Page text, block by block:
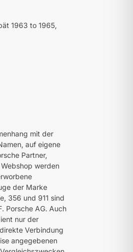
1963 to 1965,
mit der
auf eigene
Partner,
werden
der Marke
356 und 911 sind
Porsche AG. Auch
nur der
Verbindung
angegebenen